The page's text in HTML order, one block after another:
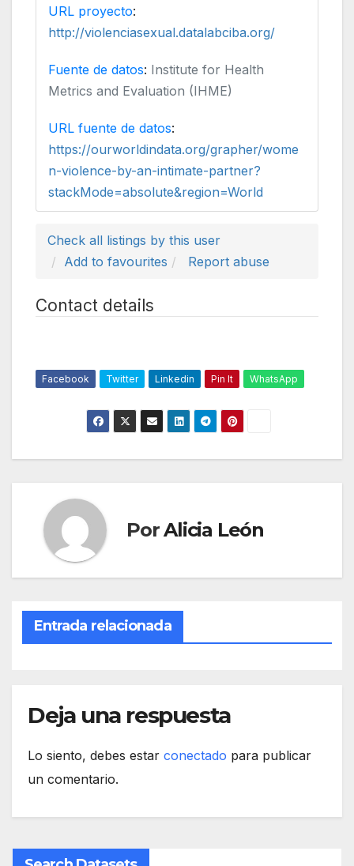
URL proyecto:
http://violenciasexual.datalabciba.org/
Fuente de datos: Institute for Health
Metrics and Evaluation (IHME)
URL fuente de datos:
https://ourworldindata.org/grapher/wome
n-violence-by-an-intimate-partner?
stackMode=absolute&region=World
Check all listings by this user
Add to favourites
Report abuse
Contact details
Facebook Twitter Linkedin Pin It WhatsApp
PorAlicia León
Entrada relacionada
Deja una respuesta
Lo siento, debes estar conectado para publicar
un comentario.